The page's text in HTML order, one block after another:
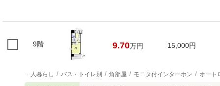
9階 9.70万円 15,000円
一人暮らし バス・トイレ別 角部屋 モニタ付インターホン オート